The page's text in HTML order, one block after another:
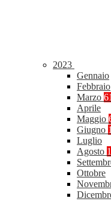
2023
Gennaio
Febbraio
Marzo 61
Aprile
Maggio
Giugno 1
Luglio
Agosto 1
Ottobre